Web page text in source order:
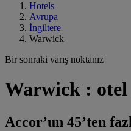
Hotels
Avrupa
İngiltere
Warwick
Bir sonraki varış noktanız
Warwick : otel
Accor’un 45’ten